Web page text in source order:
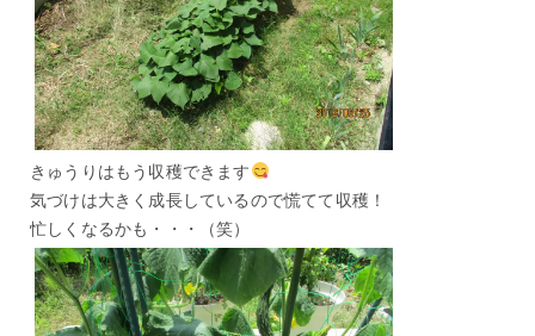
きゅうりはもう収穫できます
気づけは大きく成長しているので慌てて収穫！
忙しくなるかも・・・（笑）